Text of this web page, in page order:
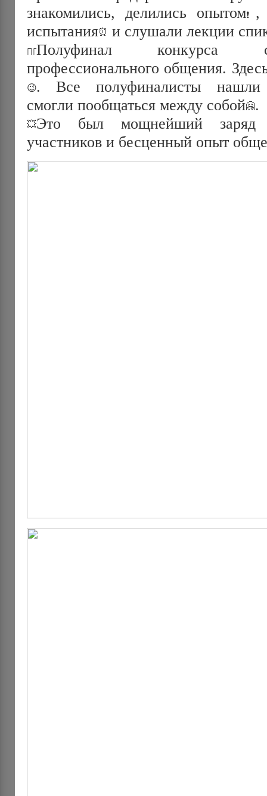
знакомились, делились опытом ,
испытания
и слушали лекции
Полуфинал конкурса
профессионального общения.
. Все полуфиналисты нашли
смогли пообщаться между собой .
Это был мощнейший заряд
участников и бесценный опыт